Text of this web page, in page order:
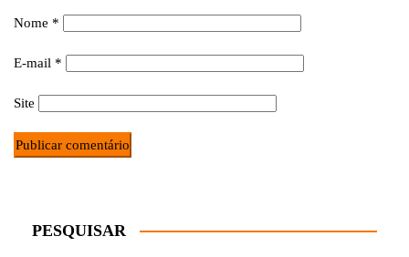
Nome *
E-mail *
Site
PESQUISAR